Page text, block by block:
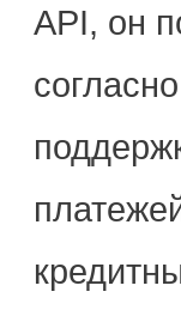
API, он